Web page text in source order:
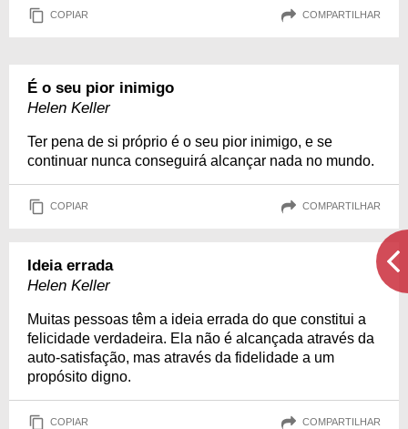
COPIAR COMPARTILHAR
É o seu pior inimigo
Helen Keller
Ter pena de si próprio é o seu pior inimigo, e se
continuar nunca conseguirá alcançar nada no mundo.
COPIAR COMPARTILHAR
Ideia errada
Helen Keller
Muitas pessoas têm a ideia errada do que constitui a
felicidade verdadeira. Ela não é alcançada através da
auto-satisfação, mas através da fidelidade a um
propósito digno.
COPIAR COMPARTILHAR